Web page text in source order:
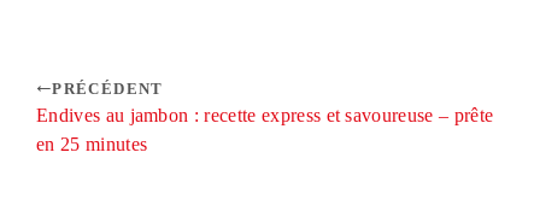
PRÉCÉDENT
Endives au jambon : recette express et savoureuse – prête
en 25 minutes